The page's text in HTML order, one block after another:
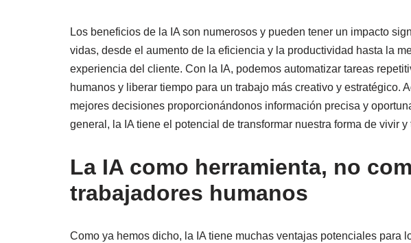
Mayor eficacia
Mayor precisión
Ahorro de costes
Innovación mejorada
Retos de la IA en la gestión
Seguridad de los datos
Cuestiones éticas
Los beneficios de la IA son numerosos y pueden tener un impacto
vidas, desde el aumento de la eficiencia y la productividad hasta la
experiencia del cliente. Con la IA, podemos automatizar tareas
humanos y liberar tiempo para un trabajo más creativo y estratégico.
mejores decisiones proporcionándonos información precisa y
general, la IA tiene el potencial de transformar nuestra forma de vivir y
La IA como herramienta, no
trabajadores humanos
Como ya hemos dicho, la IA tiene muchas ventajas potenciales para